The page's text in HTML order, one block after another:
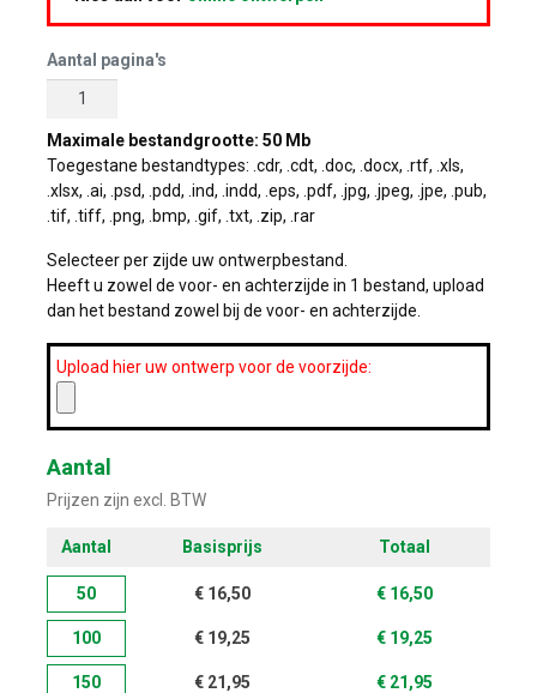
Aantal pagina's
Maximale bestandgrootte: 50 Mb
Toegestane bestandtypes: .cdr, .cdt, .doc, .docx, .rtf, .xls,
.xlsx, .ai, .psd, .pdd, .ind, .indd, .eps, .pdf, .jpg, .jpeg, .jpe, .pub,
.tif, .tiff, .png, .bmp, .gif, .txt, .zip, .rar
Selecteer per zijde uw ontwerpbestand.
Heeft u zowel de voor- en achterzijde in 1 bestand, upload
dan het bestand zowel bij de voor- en achterzijde.
Upload hier uw ontwerp voor de voorzijde:
Aantal
Prijzen zijn excl. BTW
Aantal Basisprijs Totaal
50 € 16,50 € 16,50
100 € 19,25 € 19,25
150 € 21,95 € 21,95